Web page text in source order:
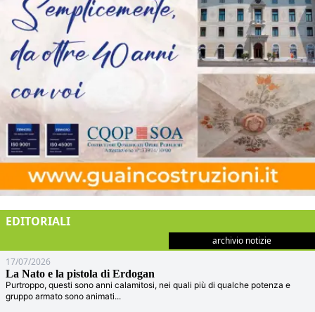
EDITORIALI
archivio notizie
17/07/2026
La Nato e la pistola di Erdogan
Purtroppo, questi sono anni calamitosi, nei quali più di qualche potenza e
gruppo armato sono animati...